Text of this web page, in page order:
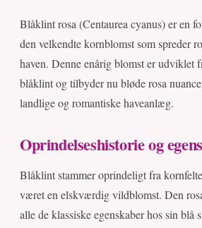
Blåklint rosa (Centaurea cyanus) er en
den velkendte kornblomst som spreder
haven. Denne enårig blomst er udviklet
blåklint og tilbyder nu bløde rosa
landlige og romantiske haveanlæg.
Oprindelseshistorie og
Blåklint stammer oprindeligt fra
været en elskværdig vildblomst. Den
alle de klassiske egenskaber hos sin